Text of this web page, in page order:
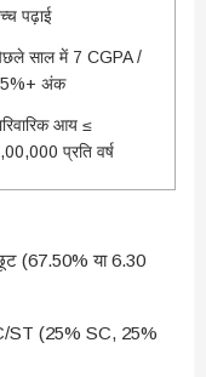
पढ़ाई
साल में 7 CGPA /
अंक
आय ≤
प्रति वर्ष
(67.50% या 6.30
ST (25% SC, 25%